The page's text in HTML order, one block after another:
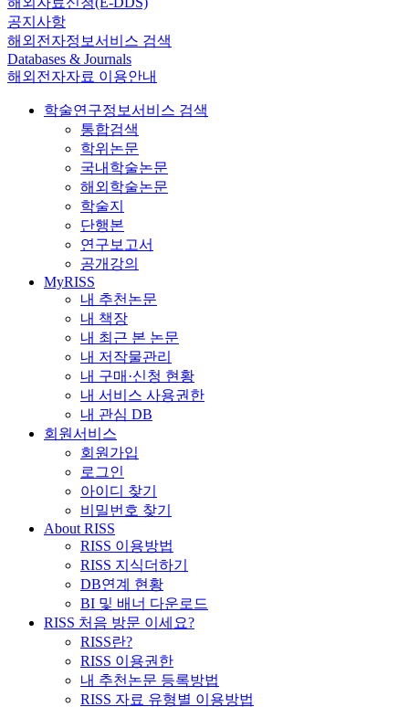
공지사항
해외전자정보서비스 검색
Databases & Journals
해외전자자료 이용안내
학술연구정보서비스 검색
통합검색
학위논문
국내학술논문
해외학술논문
학술지
단행본
연구보고서
공개강의
MyRISS
내 추천논문
내 책장
내 최근 본 논문
내 저작물관리
내 구매·신청 현황
내 서비스 사용권한
내 관심 DB
회원서비스
회원가입
로그인
아이디 찾기
비밀번호 찾기
About RISS
RISS 이용방법
RISS 지식더하기
DB연계 현황
BI 및 배너 다운로드
RISS 처음 방문 이세요?
RISS란?
RISS 이용권한
내 추천논문 등록방법
RISS 자료 유형별 이용방법